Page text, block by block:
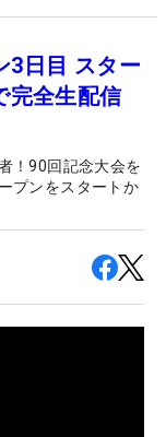
3日目 スター
完全生配信
！90回記念大会を
プンをスタートか